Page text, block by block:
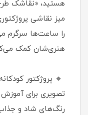
هستید، «نقاشک
میز نقاشی
را ساعت‌ها سرگرم
هنری‌شان کمک
🔹 پروژکتور